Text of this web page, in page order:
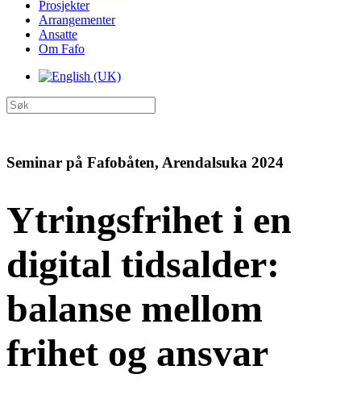
Prosjekter
Arrangementer
Ansatte
Om Fafo
Seminar på Fafobåten, Arendalsuka 2024
Ytringsfrihet i en
digital tidsalder:
balanse mellom
frihet og ansvar